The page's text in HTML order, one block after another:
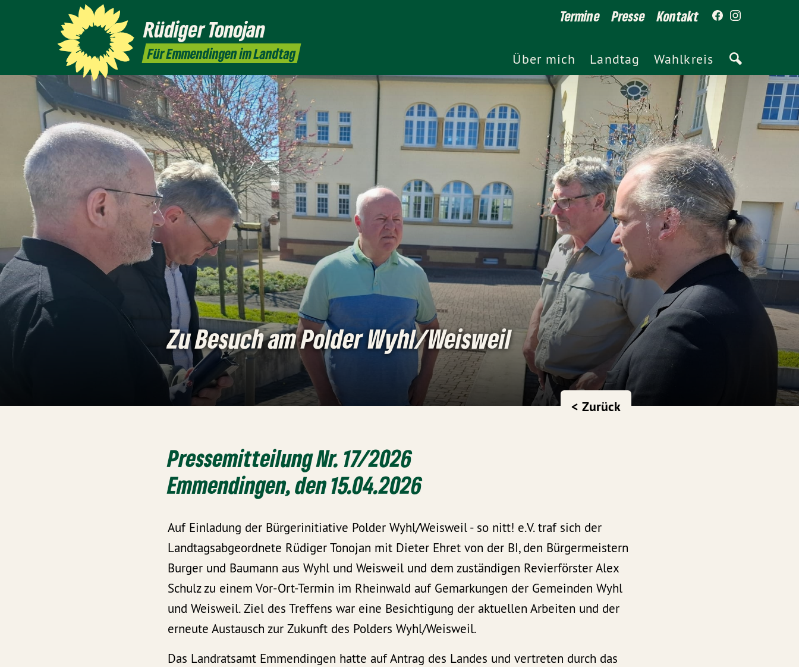
RüdigerTonojan
Für Emmendingen im Landtag
Termine Presse Kontakt
Über mich Landtag Wahlkreis
Zu Besuch am Polder Wyhl/Weisweil
< Zurück
Pressemitteilung Nr. 17/2026
Emmendingen, den 15.04.2026
Auf Einladung der Bürgerinitiative Polder Wyhl/Weisweil - so nitt! e.V. traf sich der
Landtagsabgeordnete Rüdiger Tonojan mit Dieter Ehret von der BI, den Bürgermeistern
Burger und Baumann aus Wyhl und Weisweil und dem zuständigen Revierförster Alex
Schulz zu einem Vor-Ort-Termin im Rheinwald auf Gemarkungen der Gemeinden Wyhl
und Weisweil. Ziel des Treffens war eine Besichtigung der aktuellen Arbeiten und der
erneute Austausch zur Zukunft des Polders Wyhl/Weisweil.
Das Landratsamt Emmendingen hatte auf Antrag des Landes und vertreten durch das